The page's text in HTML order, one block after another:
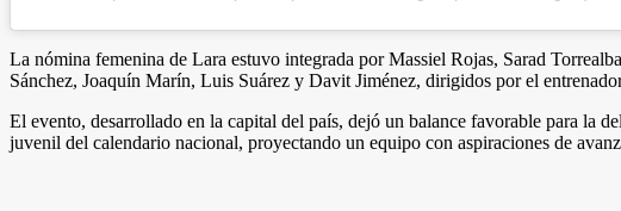
La nómina femenina de Lara estuvo integrada por Massiel Rojas, Sarad
Sánchez, Joaquín Marín, Luis Suárez y Davit Jiménez, dirigidos por el
El evento, desarrollado en la capital del país, dejó un balance favorable para la
juvenil del calendario nacional, proyectando un equipo con aspiraciones de